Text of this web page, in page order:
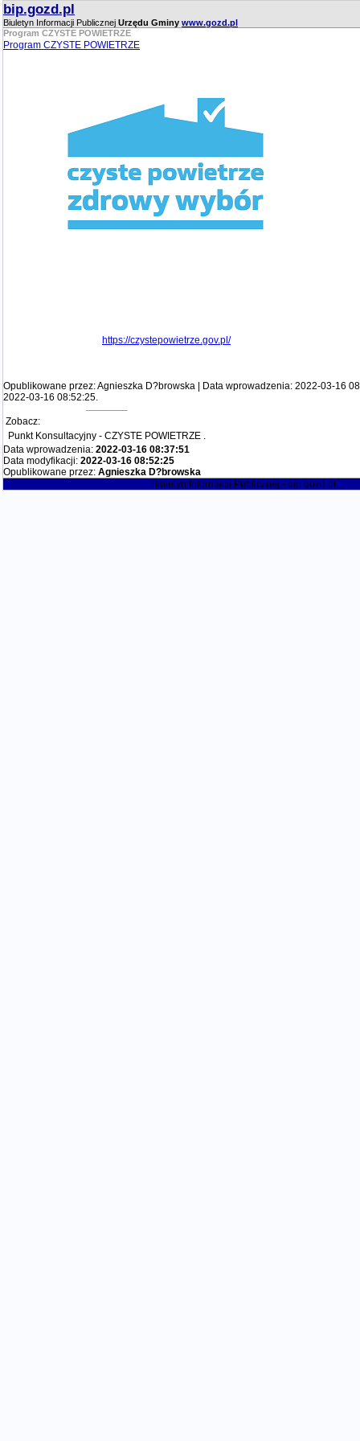
bip.gozd.pl
Biuletyn Informacji Publicznej Urzędu Gminy www.gozd.pl
Program CZYSTE POWIETRZE
Program CZYSTE POWIETRZE
https://czystepowietrze.gov.pl/
Opublikowane przez: Agnieszka D?browska | Data wprowadzenia: 2022-03-16
2022-03-16 08:52:25.
Zobacz:
Punkt Konsultacyjny - CZYSTE POWIETRZE .
Data wprowadzenia: 2022-03-16 08:37:51
Data modyfikacji: 2022-03-16 08:52:25
Opublikowane przez: Agnieszka D?browska
Biuletyn Informacji Publicznej - bip.gozd.pl